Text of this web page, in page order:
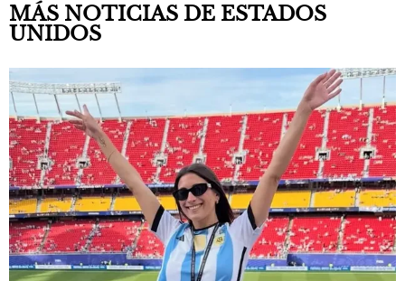
MÁS NOTICIAS DE ESTADOS
UNIDOS